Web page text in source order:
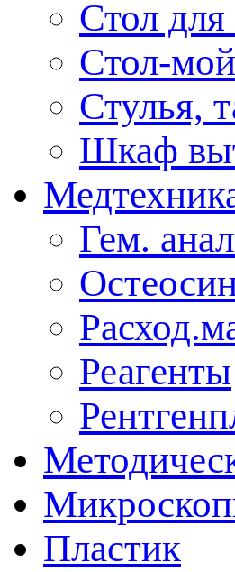
Стол для
Стол-
Стулья,
Шкаф
Гем.
Реагенты
Пластик